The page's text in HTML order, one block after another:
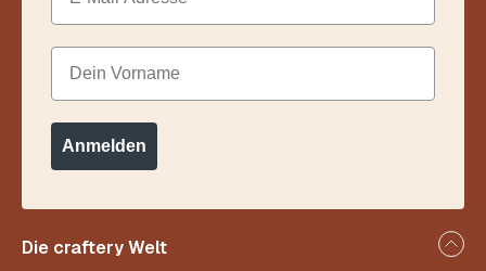
Die craftery Welt
Dein Vorname
Anmelden